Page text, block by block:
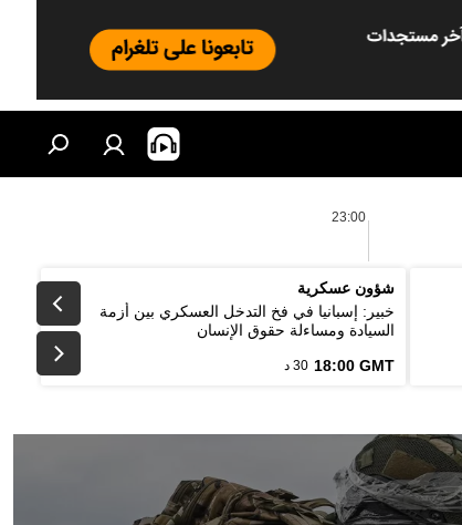
23:00
شؤون عسكرية
خبير: إسبانيا في فخ التدخل العسكري بين أزمة
السيادة ومساءلة حقوق الإنسان
18:00 GMT 30 د